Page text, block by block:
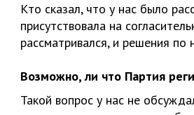
Кто сказал, что у нас было
присутствовала на
рассматривался, и решения
Возможно, ли что Партия
Такой вопрос у нас не